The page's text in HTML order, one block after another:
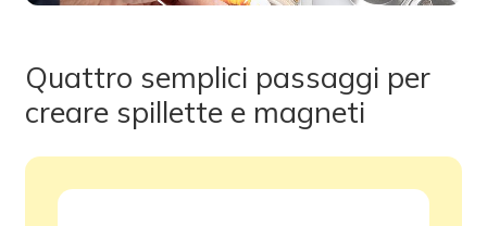
Quattro semplici passaggi per
creare spillette e magneti